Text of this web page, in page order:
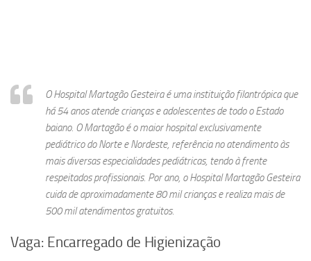
O Hospital Martagão Gesteira é uma instituição filantrópica que
há 54 anos atende crianças e adolescentes de todo o Estado
baiano. O Martagão é o maior hospital exclusivamente
pediátrico do Norte e Nordeste, referência no atendimento às
mais diversas especialidades pediátricas, tendo à frente
respeitados profissionais. Por ano, o Hospital Martagão Gesteira
cuida de aproximadamente 80 mil crianças e realiza mais de
500 mil atendimentos gratuitos.
Vaga: Encarregado de Higienização